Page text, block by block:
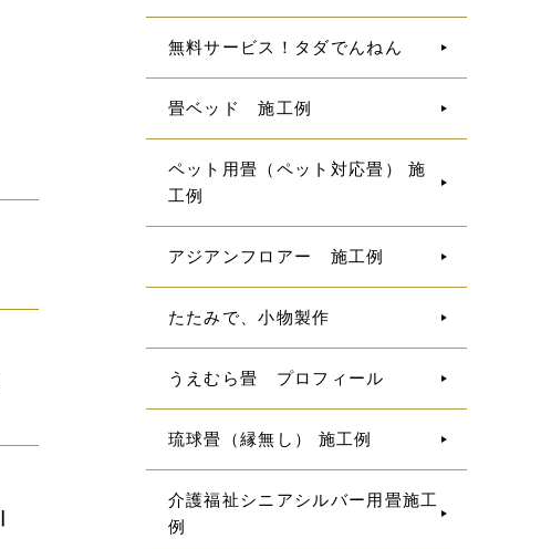
無料サービス！タダでんねん
畳ベッド 施工例
ペット用畳（ペット対応畳） 施
工例
アジアンフロアー 施工例
たたみで、小物製作
うえむら畳 プロフィール
琉球畳（縁無し） 施工例
介護福祉シニアシルバー用畳施工
例